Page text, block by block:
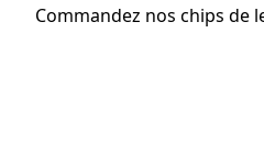
Commandez nos chips de